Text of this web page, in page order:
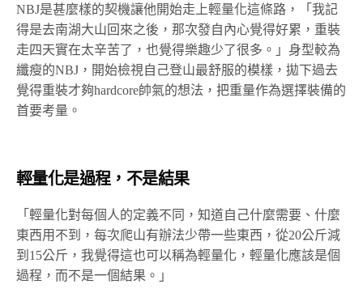
NBJ是甚麼樣的契機讓他開始走上輕量化這條路，「我記
得是去南湖大山回來之後，那次發自內心覺得好累，重裝
走四天實在太辛苦了，也覺得樂趣少了很多。」身型較為
纖瘦的NBJ，開始檢視自己登山最舒服的模樣，拋下過去
覺得重裝才夠hardcore帥氣的想法，把重量作為選擇裝備的
首要考量。
輕量化是過程，不是結果
「輕量化對每個人的定義不同，知道自己什麼需要、什麼
東西用不到，每次爬山有辦法少帶一些東西，從20公斤減
到15公斤，我覺得這也可以稱為輕量化，輕量化應該是個
過程，而不是一個結果。」